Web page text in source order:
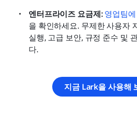
엔터프라이즈 요금제: 영업팀
을 확인하세요. 무제한 사용자
실행, 고급 보안, 규정 준수 및
다.
지금 Lark을 사용해